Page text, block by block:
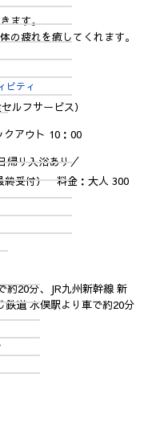
ビティ
ます。
の疲れを癒してくれます。
ルフサービス）
アウト 10：00
帰り入浴あり／
終受付） 料金：大人 300
約20分、JR九州新幹線 新
鉄道 水俣駅より車で約20分